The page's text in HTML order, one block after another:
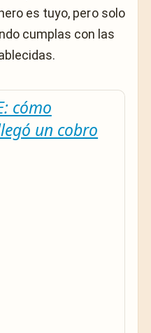
es tuyo, pero solo
cumplas con las
cómo
un cobro